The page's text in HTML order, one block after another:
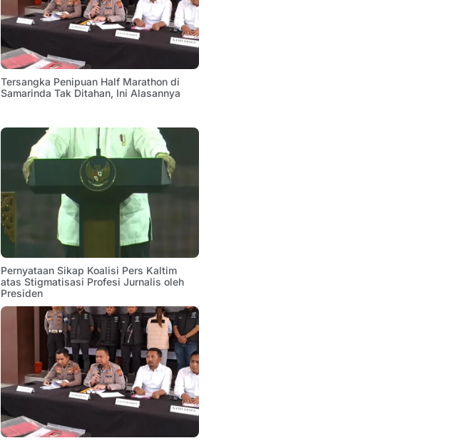
Tersangka Penipuan Half Marathon di
Samarinda Tak Ditahan, Ini Alasannya
Pernyataan Sikap Koalisi Pers Kaltim
atas Stigmatisasi Profesi Jurnalis oleh
Presiden